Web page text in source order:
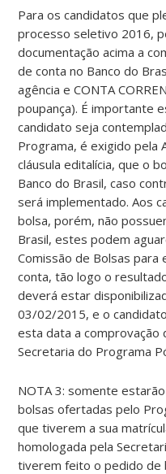
Para os candidatos que
processo seletivo 2016,
documentação acima a
de conta no Banco do
agência e CONTA
poupança). É importante
candidato seja
Programa, é exigido pela
cláusula editalícia, que o
Banco do Brasil, caso
será implementado. Aos
bolsa, porém, não
Brasil, estes podem
Comissão de Bolsas
conta, tão logo o
deverá estar
03/02/2015, e o
esta data a comprovação
Secretaria do Programa
NOTA 3: somente
bolsas ofertadas pelo
que tiverem a sua
homologada pela
tiverem feito o pedido de